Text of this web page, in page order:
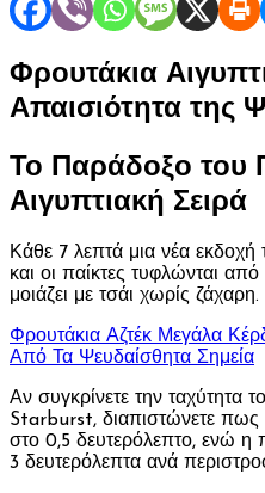
Φρουτάκια
Απαισιότητα της
Το Παράδοξο του
Αιγυπτιακή Σειρά
Κάθε 7 λεπτά μια νέα εκδοχή
και οι παίκτες τυφλώνται
μοιάζει με τσάι χωρίς ζάχαρη.
Φρουτάκια Αζτέκ Μεγάλα
Από Τα Ψευδαίσθητα Σημεία
Αν συγκρίνετε την ταχύτητα
Starburst, διαπιστώνετε πως
στο 0,5 δευτερόλεπτο, ενώ
3 δευτερόλεπτα ανά